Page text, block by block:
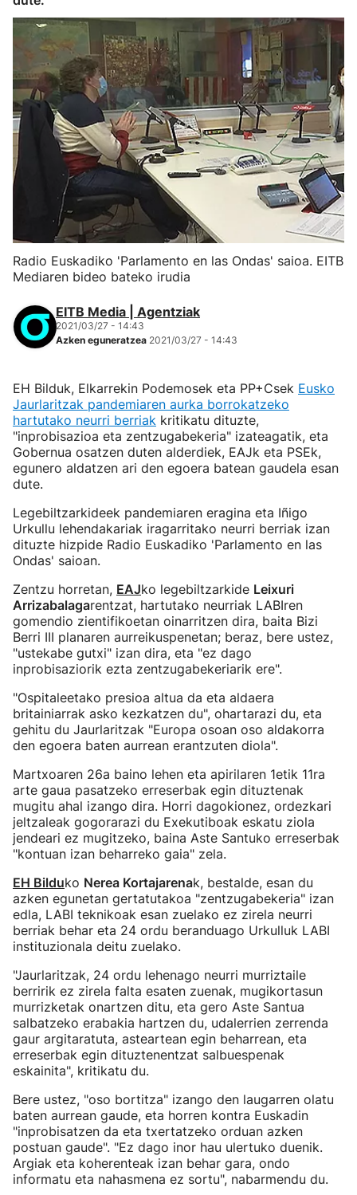
Radio Euskadiko 'Parlamento en las Ondas' saioa. EITB
Mediaren bideo bateko irudia
EITB Media | Agentziak
2021/03/27 - 14:43
Azken eguneratzea 2021/03/27 - 14:43
EH Bilduk, Elkarrekin Podemosek eta PP+Csek Eusko
Jaurlaritzak pandemiaren aurka borrokatzeko
hartutako neurri berriak kritikatu dituzte,
"inprobisazioa eta zentzugabekeria" izateagatik, eta
Gobernua osatzen duten alderdiek, EAJk eta PSEk,
egunero aldatzen ari den egoera batean gaudela esan
dute.
Legebiltzarkideek pandemiaren eragina eta Iñigo
Urkullu lehendakariak iragarritako neurri berriak izan
dituzte hizpide Radio Euskadiko 'Parlamento en las
Ondas' saioan.
Zentzu horretan, EAJko legebiltzarkide Leixuri
Arrizabalagarentzat, hartutako neurriak LABIren
gomendio zientifikoetan oinarritzen dira, baita Bizi
Berri III planaren aurreikuspenetan; beraz, bere ustez,
"ustekabe gutxi" izan dira, eta "ez dago
inprobisaziorik ezta zentzugabekeriarik ere".
"Ospitaleetako presioa altua da eta aldaera
britainiarrak asko kezkatzen du", ohartarazi du, eta
gehitu du Jaurlaritzak "Europa osoan oso aldakorra
den egoera baten aurrean erantzuten diola".
Martxoaren 26a baino lehen eta apirilaren 1etik 11ra
arte gaua pasatzeko erreserbak egin dituztenak
mugitu ahal izango dira. Horri dagokionez, ordezkari
jeltzaleak gogorarazi du Exekutiboak eskatu ziola
jendeari ez mugitzeko, baina Aste Santuko erreserbak
"kontuan izan beharreko gaia" zela.
EH Bilduko Nerea Kortajarenak, bestalde, esan du
azken egunetan gertatutakoa "zentzugabekeria" izan
edla, LABI teknikoak esan zuelako ez zirela neurri
berriak behar eta 24 ordu beranduago Urkulluk LABI
instituzionala deitu zuelako.
"Jaurlaritzak, 24 ordu lehenago neurri murriztaile
berririk ez zirela falta esaten zuenak, mugikortasun
murrizketak onartzen ditu, eta gero Aste Santua
salbatzeko erabakia hartzen du, udalerrien zerrenda
gaur argitaratuta, asteartean egin beharrean, eta
erreserbak egin dituztenentzat salbuespenak
eskainita", kritikatu du.
Bere ustez, "oso bortitza" izango den laugarren olatu
baten aurrean gaude, eta horren kontra Euskadin
"inprobisatzen da eta txertatzeko orduan azken
postuan gaude". "Ez dago inor hau ulertuko duenik.
Argiak eta koherenteak izan behar gara, ondo
informatu eta nahasmena ez sortu", nabarmendu du.